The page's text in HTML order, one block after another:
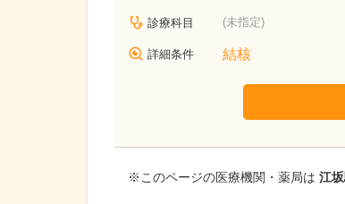
診療科目 (未指定)
詳細条件 結核
※このページの医療機関・薬局は 江